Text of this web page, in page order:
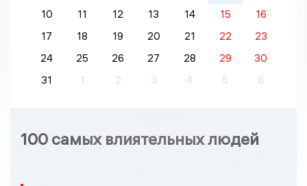
10
11 12 13 14 15
16
17
18 19 20 21 22
23
24
25 26 27 28 29
30
31
1 2 3 4 5 6
100 самых влиятельных людей